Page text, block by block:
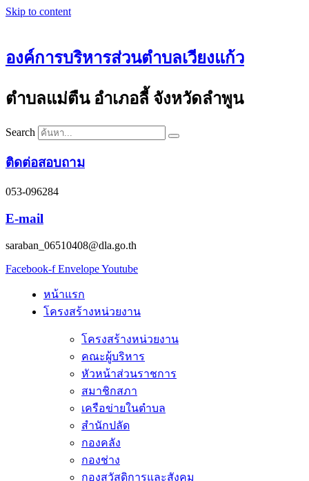
Skip to content
องค์การบริหารส่วนตำบลเวียงแก้ว
ตำบลแม่ตืน อำเภอลี้ จังหวัดลำพูน
Search
ติดต่อสอบถาม
053-096284
E-mail
saraban_06510408@dla.go.th
Facebook-f EnvelopeYoutube
หน้าแรก
โครงสร้างหน่วยงาน
โครงสร้างหน่วยงาน
คณะผู้บริหาร
หัวหน้าส่วนราชการ
สมาชิกสภา
เครือข่ายในตำบล
สำนักปลัด
กองคลัง
กองช่าง
กองสวัสดิการและสังคม